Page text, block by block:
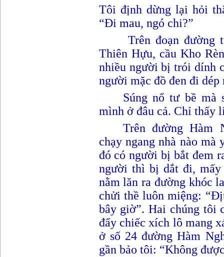
Tôi định dừng lại hỏi
“Đi mau, ngó chi?”
Trên đoạn đường
Thiên Hựu, cầu Kho
nhiều người bị trói dính
người mặc đồ đen đi dép
Súng nổ tư bề mà
mình ở đâu cả. Chỉ thấy
Trên đường Hàm
chạy ngang nhà nào
đó có người bị bắt đem
người thì bị dắt đi, mấy
nằm lăn ra đường khóc
chửi thề luôn miệng:
bây giờ”.Hai chúng tôi
đẩy chiếc xích lô mang
ở số 24 đường Hàm
gần bảo tôi: “Không